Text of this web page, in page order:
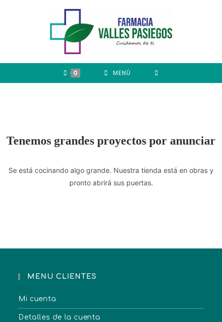
0 MENÚ
Tenemos grandes proyectos por anunciar
Se está cocinando algo grande. Nuestra tienda está en obras y
pronto abrirá sus puertas.
MENU CLIENTES
Mi cuenta
Detalles de la cuenta